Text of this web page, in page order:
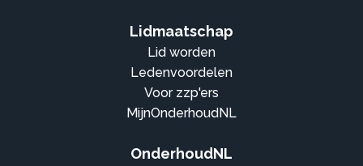
Lidmaatschap
Lid worden
Ledenvoordelen
Voor zzp'ers
MijnOnderhoudNL
OnderhoudNL